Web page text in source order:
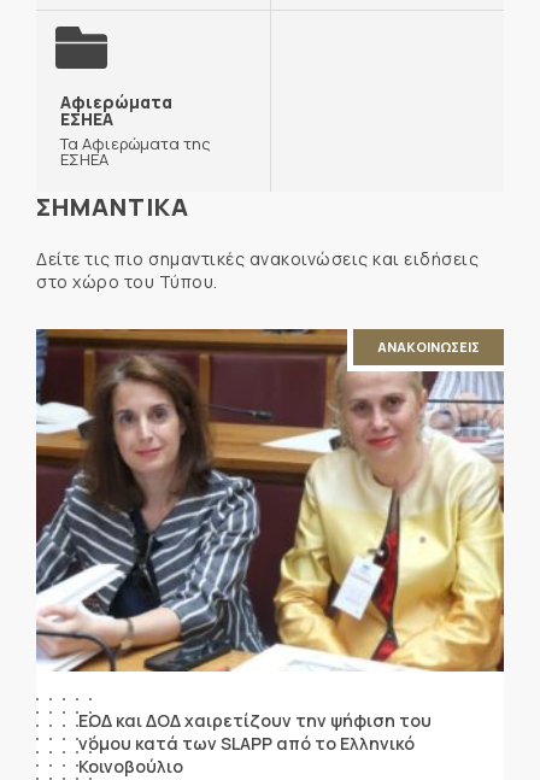
Αφιερώματα
ΕΣΗΕΑ
Τα Αφιερώματα της
ΕΣΗΕΑ
ΣΗΜΑΝΤΙΚΑ
Δείτε τις πιο σημαντικές ανακοινώσεις και ειδήσεις
στο χώρο του Τύπου.
ΑΝΑΚΟΙΝΩΣΕΙΣ
ΕΟΔ και ΔΟΔ χαιρετίζουν την ψήφιση του
νόμου κατά των SLAPP από το Ελληνικό
Κοινοβούλιο